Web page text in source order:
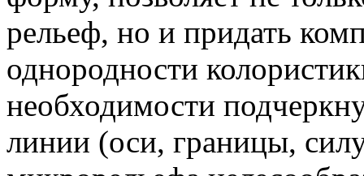
рельеф, но и придать
однородности
необходимости
линии (оси, границы,